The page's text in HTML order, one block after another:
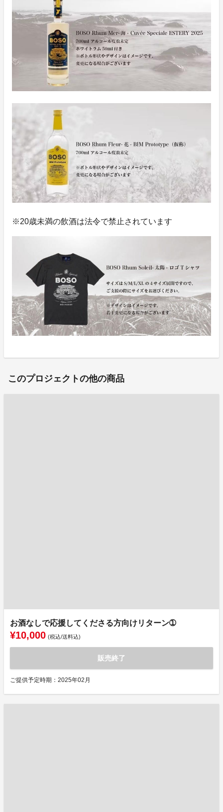
※20歳未満の飲酒は法令で禁止されています
このプロジェクトの他の商品
お酒なしで応援してくださる方向けリターン➀
¥10,000 (税込/送料込)
販売終了
ご提供予定時期：2025年02月